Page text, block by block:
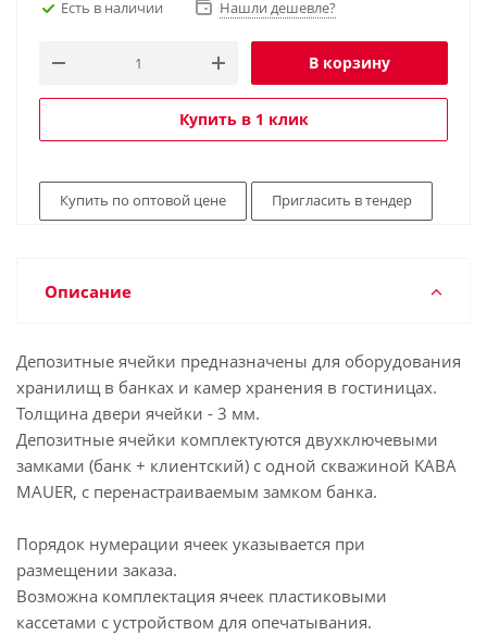
Есть в наличии Нашли дешевле?
В корзину
Купить в 1 клик
Купить по оптовой цене Пригласить в тендер
Описание
Депозитные ячейки предназначены для оборудования
хранилищ в банках и камер хранения в гостиницах.
Толщина двери ячейки - 3 мм.
Депозитные ячейки комплектуются двухключевыми
замками (банк + клиентский) с одной скважиной KABA
MAUER, с перенастраиваемым замком банка.
Порядок нумерации ячеек указывается при
размещении заказа.
Возможна комплектация ячеек пластиковыми
кассетами с устройством для опечатывания.